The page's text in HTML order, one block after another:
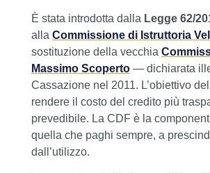
È stata introdotta dalla Legge 62/
alla Commissione di Istruttoria
sostituzione della vecchia
Massimo Scoperto— dichiarata
Cassazione nel 2011. L’obiettivo
rendere il costo del credito più
prevedibile. La CDF è la
quella che paghi sempre, a
dall’utilizzo.